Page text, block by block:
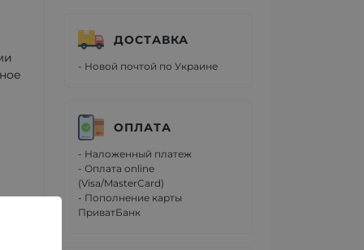
ДОСТАВКА
- Новой почтой по Украине
ОПЛАТА
- Наложенный платеж
- Оплата online
(Visa/MasterCard)
- Пополнение карты
ПриватБанк